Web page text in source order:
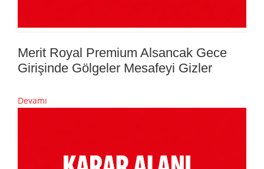
Merit Royal Premium Alsancak Gece
Girişinde Gölgeler Mesafeyi Gizler
Devamı